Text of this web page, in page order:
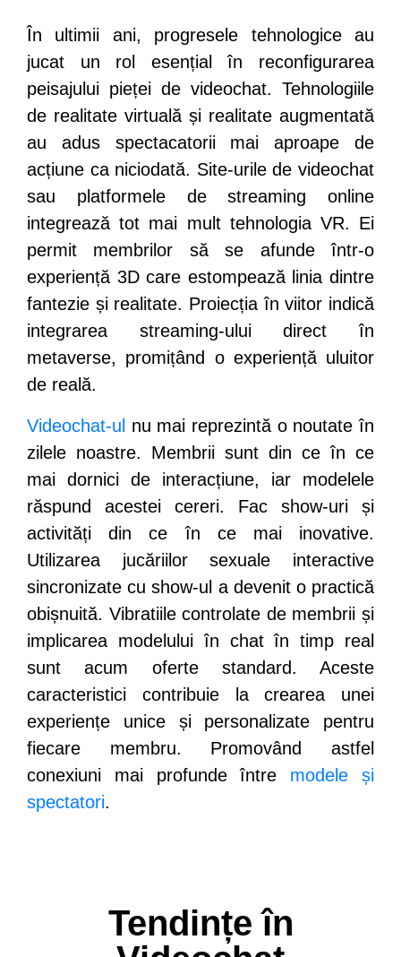
În ultimii ani, progresele tehnologice au
jucat un rol esențial în reconfigurarea
peisajului pieței de videochat. Tehnologiile
de realitate virtuală și realitate augmentată
au adus spectacatorii mai aproape de
acțiune ca niciodată. Site-urile de videochat
sau platformele de streaming online
integrează tot mai mult tehnologia VR. Ei
permit membrilor să se afunde într-o
experiență 3D care estompează linia dintre
fantezie și realitate. Proiecția în viitor indică
integrarea streaming-ului direct în
metaverse, promițând o experiență uluitor
de reală.
Videochat-ul nu mai reprezintă o noutate în
zilele noastre. Membrii sunt din ce în ce
mai dornici de interacțiune, iar modelele
răspund acestei cereri. Fac show-uri și
activități din ce în ce mai inovative.
Utilizarea jucăriilor sexuale interactive
sincronizate cu show-ul a devenit o practică
obișnuită. Vibratiile controlate de membrii și
implicarea modelului în chat în timp real
sunt acum oferte standard. Aceste
caracteristici contribuie la crearea unei
experiențe unice și personalizate pentru
fiecare membru. Promovând astfel
conexiuni mai profunde între modele și
spectatori.
Tendințe în